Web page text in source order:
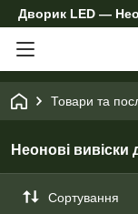
Дворик LED —
Товари та
Неонові вивіски
Сортування